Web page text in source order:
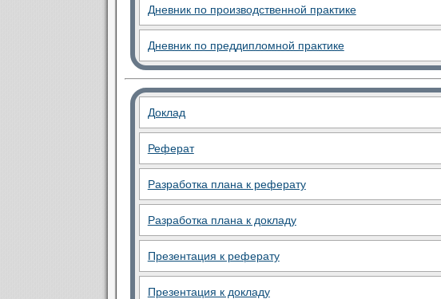
Дневник по производственной практике
Дневник по преддипломной практике
Доклад
Реферат
Разработка плана к реферату
Разработка плана к докладу
Презентация к реферату
Презентация к докладу